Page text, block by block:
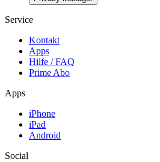
Service
Kontakt
Apps
Hilfe / FAQ
Prime Abo
Apps
iPhone
iPad
Android
Social